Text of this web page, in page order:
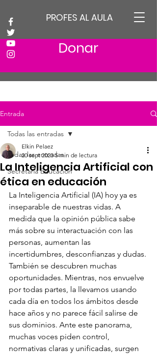
PROFES AL AULA
Donar
Entrada
Todas las entradas
Secretaria Educación
Todas las entradas
La Inteligencia Artificial con
ética en educación
Elkin Pelaez
20 sept 2023 5 min de lectura
La Inteligencia Artificial (IA) hoy ya es
inseparable de nuestras vidas. A
medida que la opinión pública sabe
más sobre su interactuación con las
personas, aumentan las
incertidumbres, desconfianzas y dudas.
También se descubren muchas
oportunidades. Mientras, nos envuelve
por todas partes, la llevamos usando
cada día en todos los ámbitos desde
hace años y no parece fácil salirse de
sus dominios. Ante este panorama,
muchas voces piden control,
normativas claras y unificadas, surgen